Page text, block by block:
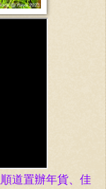
道置辦年貨、佳